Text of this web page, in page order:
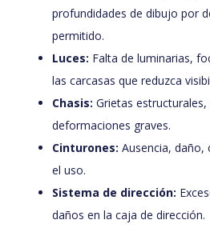
profundidades de dibujo por
permitido.
Luces: Falta de luminarias,
las carcasas que reduzca
Chasis: Grietas
deformaciones graves.
Cinturones: Ausencia,
el uso.
Sistema de dirección:
daños en la caja de dirección.